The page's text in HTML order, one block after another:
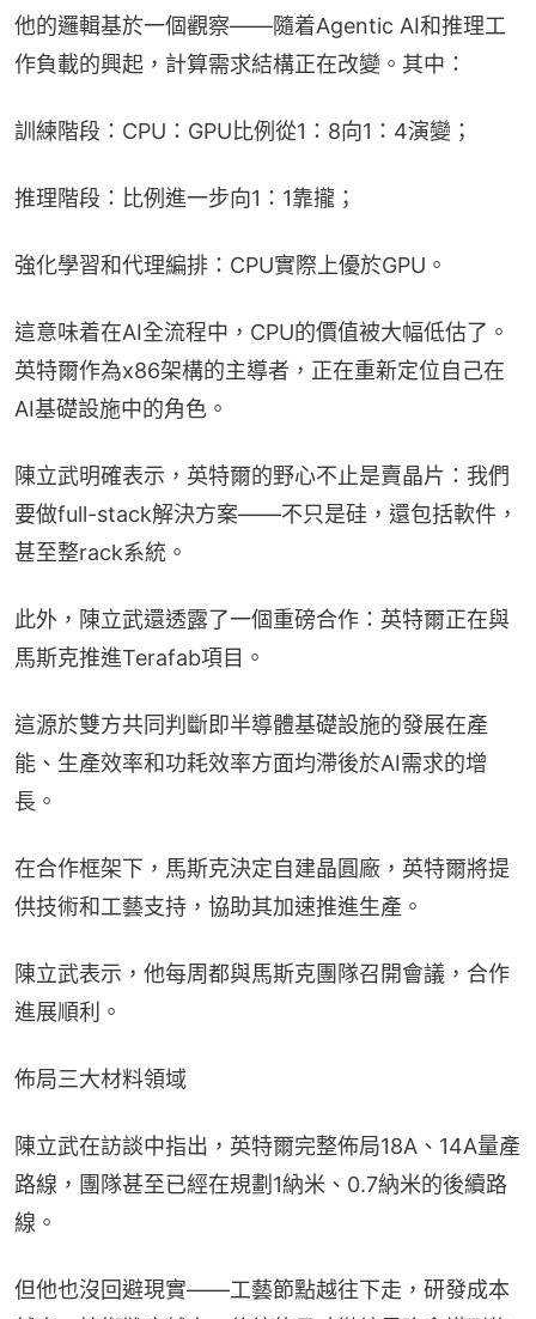
他的邏輯基於一個觀察——隨着Agentic AI和推理工
作負載的興起，計算需求結構正在改變。其中：
訓練階段：CPU：GPU比例從1：8向1：4演變；
推理階段：比例進一步向1：1靠攏；
強化學習和代理編排：CPU實際上優於GPU。
這意味着在AI全流程中，CPU的價值被大幅低估了。
英特爾作為x86架構的主導者，正在重新定位自己在
AI基礎設施中的角色。
陳立武明確表示，英特爾的野心不止是賣晶片：我們
要做full-stack解決方案——不只是硅，還包括軟件，
甚至整rack系統。
此外，陳立武還透露了一個重磅合作：英特爾正在與
馬斯克推進Terafab項目。
這源於雙方共同判斷即半導體基礎設施的發展在產
能、生產效率和功耗效率方面均滯後於AI需求的增
長。
在合作框架下，馬斯克決定自建晶圓廠，英特爾將提
供技術和工藝支持，協助其加速推進生產。
陳立武表示，他每周都與馬斯克團隊召開會議，合作
進展順利。
佈局三大材料領域
陳立武在訪談中指出，英特爾完整佈局18A、14A量產
路線，團隊甚至已經在規劃1納米、0.7納米的後續路
線。
但他也沒回避現實——工藝節點越往下走，研發成本